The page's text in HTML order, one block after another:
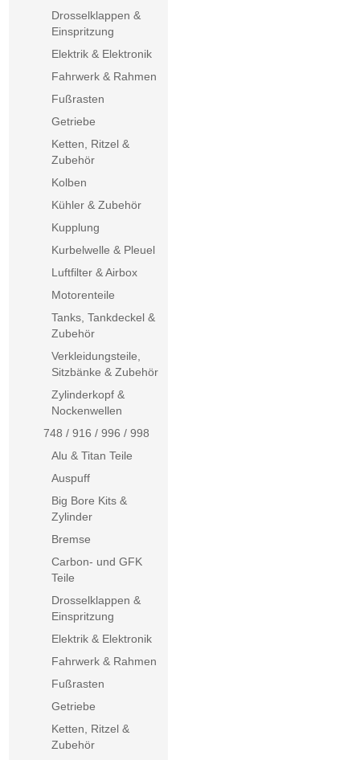
Drosselklappen &
Einspritzung
Elektrik & Elektronik
Fahrwerk & Rahmen
Fußrasten
Getriebe
Ketten, Ritzel &
Zubehör
Kolben
Kühler & Zubehör
Kupplung
Kurbelwelle & Pleuel
Luftfilter & Airbox
Motorenteile
Tanks, Tankdeckel &
Zubehör
Verkleidungsteile,
Sitzbänke & Zubehör
Zylinderkopf &
Nockenwellen
748 / 916 / 996 / 998
Alu & Titan Teile
Auspuff
Big Bore Kits &
Zylinder
Bremse
Carbon- und GFK
Teile
Drosselklappen &
Einspritzung
Elektrik & Elektronik
Fahrwerk & Rahmen
Fußrasten
Getriebe
Ketten, Ritzel &
Zubehör